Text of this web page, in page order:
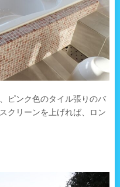
ピンク色のタイル張りのバ
クリーンを上げれば、ロン